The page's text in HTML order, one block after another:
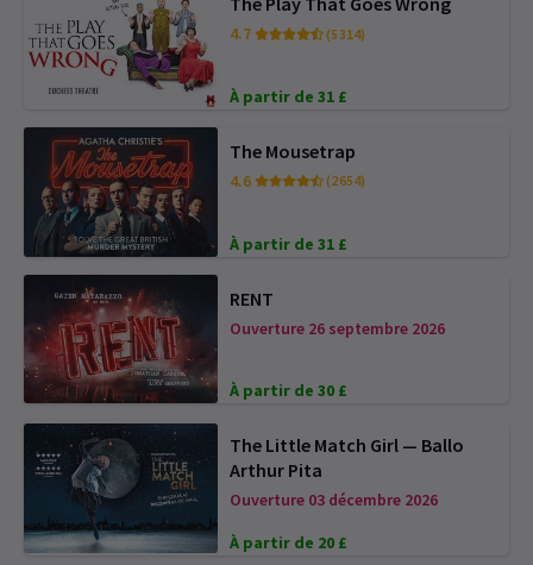
4.7 (5 314)
À partir de 31 £
The Mousetrap
4.6 (2 654)
À partir de 31 £
RENT
Ouverture 26 septembre 2026
À partir de 30 £
The Little Match Girl — Ballo
Arthur Pita
Ouverture 03 décembre 2026
À partir de 20 £